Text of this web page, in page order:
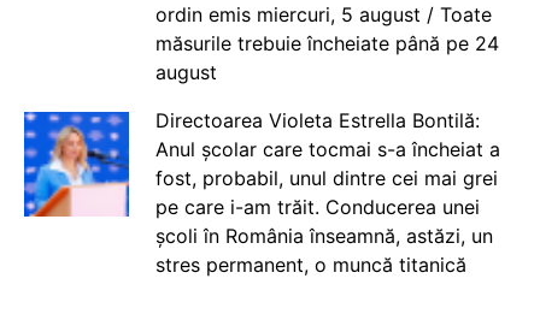
ordin emis miercuri, 5 august / Toate
măsurile trebuie încheiate până pe 24
august
Directoarea Violeta Estrella Bontilă:
Anul școlar care tocmai s-a încheiat a
fost, probabil, unul dintre cei mai grei
pe care i-am trăit. Conducerea unei
școli în România înseamnă, astăzi, un
stres permanent, o muncă titanică